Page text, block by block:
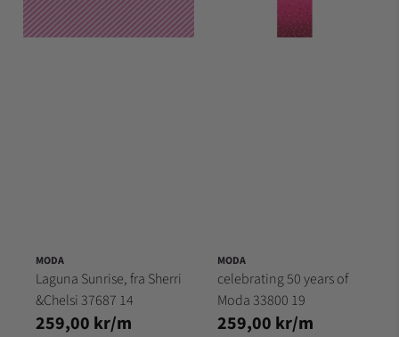
MODA
Laguna Sunrise, fra Sherri
&Chelsi 37687 14
259,00 kr/m
MODA
celebrating 50 years of
Moda 33800 19
259,00 kr/m